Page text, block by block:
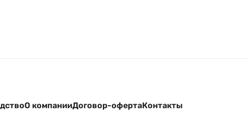
О компанииДоговор-офертаКонтакты